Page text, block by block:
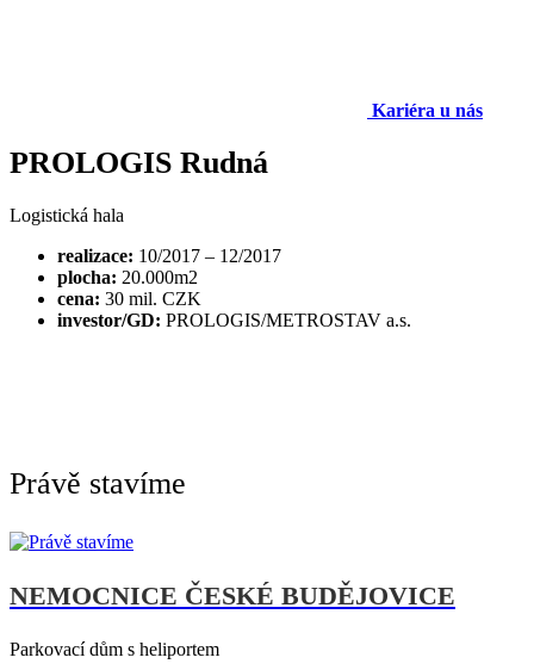
Kariéra u nás
PROLOGIS Rudná
Logistická hala
realizace: 10/2017 – 12/2017
plocha: 20.000m2
cena: 30 mil. CZK
investor/GD: PROLOGIS/METROSTAV a.s.
Právě stavíme
NEMOCNICE ČESKÉ BUDĚJOVICE
Parkovací dům s heliportem